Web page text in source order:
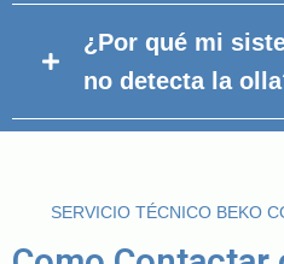
¿Por qué mi
no detecta la
SERVICIO TÉCNICO BEKO